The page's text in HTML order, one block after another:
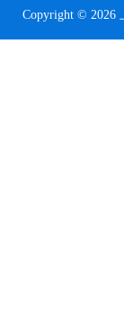
Copyright © 2026